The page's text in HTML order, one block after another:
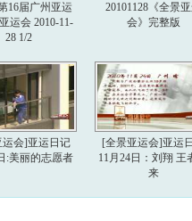
16届广州亚运
运会 2010-11-
28 1/2
20101128《全景
会》完整版
运会]亚运日记
:美丽的志愿者
[全景亚运会]亚运
11月24日：刘翔 王
来